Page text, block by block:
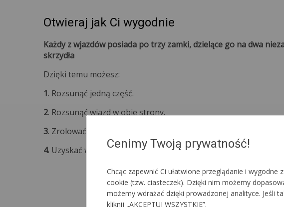
Otwieraj jak Ci wygodnie
Każdy z wjazdów posiada po trzy zamki, dzielące go na dwa
skrzydła
Dzięki temu możesz:
1. Rozsunąć jedną część.
2. Rozsunąć wjazd w obie strony.
3. Zrolować w górę jedną część lub całość.
4. Uzyskać wjazd o pełnej szerokości namiotu.
Cenimy Twoją prywatność!
Chcąc zapewnić Ci ułatwione przeglądanie i
cookie (tzw. ciasteczek). Dzięki nim możemy
możemy wdrażać dzięki prowadzonej analityce. Jeśli
kliknij „AKCEPTUJ WSZYSTKIE”.